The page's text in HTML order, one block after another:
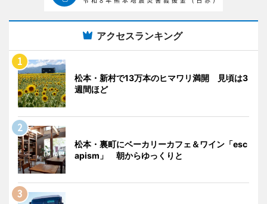
アクセスランキング
松本・新村で13万本のヒマワリ満開 見頃は3
週間ほど
松本・裏町にベーカリーカフェ＆ワイン「esc
apism」 朝からゆっくりと